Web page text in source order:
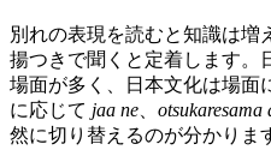
別れの表現を読むと知識は増
揚つきで聞くと定着します。
場面が多く、日本文化は場面
に応じて jaa ne otsukaresama
然に切り替えるのが分かりま